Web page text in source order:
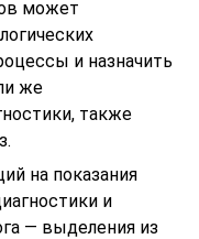
может
и назначить
же
также
на показания
и
— выделения из